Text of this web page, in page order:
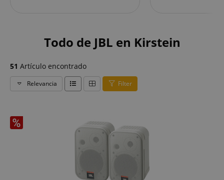
Todo de JBL en Kirstein
51 Artículo encontrado
Relevancia Filter